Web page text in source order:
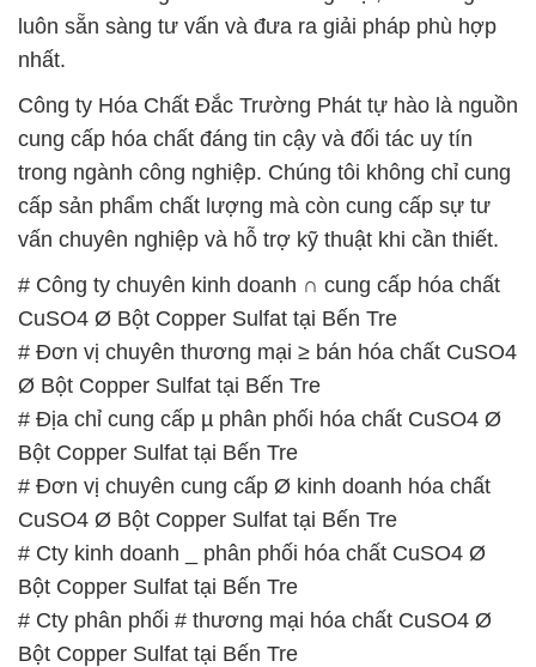
luôn sẵn sàng tư vấn và đưa ra giải pháp phù hợp
nhất.
Công ty Hóa Chất Đắc Trường Phát tự hào là nguồn
cung cấp hóa chất đáng tin cậy và đối tác uy tín
trong ngành công nghiệp. Chúng tôi không chỉ cung
cấp sản phẩm chất lượng mà còn cung cấp sự tư
vấn chuyên nghiệp và hỗ trợ kỹ thuật khi cần thiết.
# Công ty chuyên kinh doanh ∩ cung cấp hóa chất
CuSO4 Ø Bột Copper Sulfat tại Bến Tre
# Đơn vị chuyên thương mại ≥ bán hóa chất CuSO4
Ø Bột Copper Sulfat tại Bến Tre
# Địa chỉ cung cấp µ phân phối hóa chất CuSO4 Ø
Bột Copper Sulfat tại Bến Tre
# Đơn vị chuyên cung cấp Ø kinh doanh hóa chất
CuSO4 Ø Bột Copper Sulfat tại Bến Tre
# Cty kinh doanh _ phân phối hóa chất CuSO4 Ø
Bột Copper Sulfat tại Bến Tre
# Cty phân phối # thương mại hóa chất CuSO4 Ø
Bột Copper Sulfat tại Bến Tre